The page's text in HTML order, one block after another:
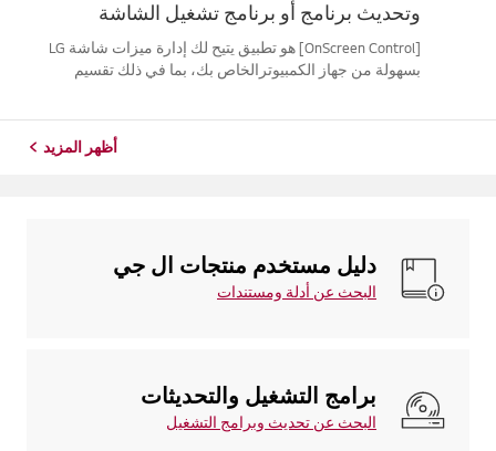
وتحديث برنامج أو برنامج تشغيل الشاشة
[OnScreen Control] هو تطبيق يتيح لك إدارة ميزات شاشة LG
بسهولة من جهاز الكمبيوترالخاص بك، بما في ذلك تقسيم
أظهر المزيد
دليل مستخدم منتجات ال جي
البحث عن أدلة ومستندات
برامج التشغيل والتحديثات
البحث عن تحديث وبرامج التشغيل